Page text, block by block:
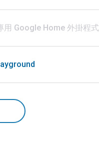
用 Google Home 外掛程式